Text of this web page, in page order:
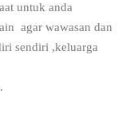
untuk anda
agar wawasan dan
sendiri ,keluarga